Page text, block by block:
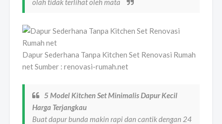
Dapur Sederhana Tanpa Kitchen Set Renovasi Rumah
net Sumber : renovasi-rumah.net
5 Model Kitchen Set Minimalis Dapur Kecil
Harga Terjangkau
Buat dapur bunda makin rapi dan cantik dengan 24